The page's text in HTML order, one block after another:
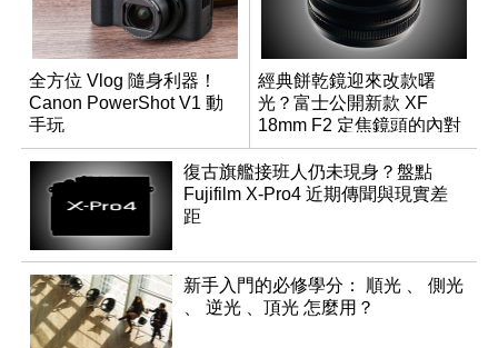
全方位 Vlog 隨身利器！
Canon PowerShot V1 動
手玩
經典餅乾鏡迎來改款曙
光？富士公開新款 XF
18mm F2 定焦鏡頭的內對
焦專利
復古旗艦接班人仍未現身？盤點
Fujifilm X-Pro4 近期傳聞與現實差
距
新手入門的必修學分： 順光 、 側光
、 逆光 、頂光 怎麼用？